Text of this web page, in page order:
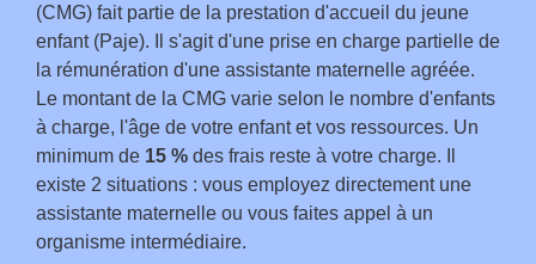
(CMG) fait partie de la prestation d'accueil du jeune
enfant (Paje). Il s'agit d'une prise en charge partielle de
la rémunération d'une assistante maternelle agréée.
Le montant de la CMG varie selon le nombre d'enfants
à charge, l'âge de votre enfant et vos ressources. Un
minimum de 15 % des frais reste à votre charge. Il
existe 2 situations : vous employez directement une
assistante maternelle ou vous faites appel à un
organisme intermédiaire.